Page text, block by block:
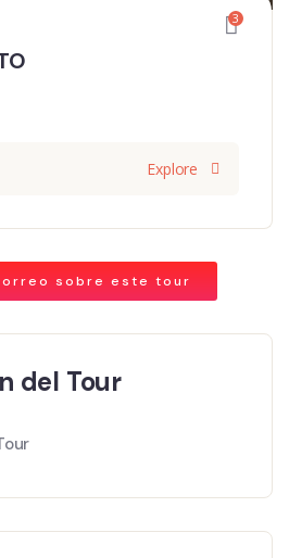
3
Explore
sobre este tour
del Tour